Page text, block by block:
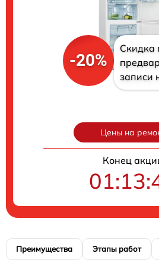
-20%
Скидка
записи
Цены на
Конец
Преимущества Этапы работ